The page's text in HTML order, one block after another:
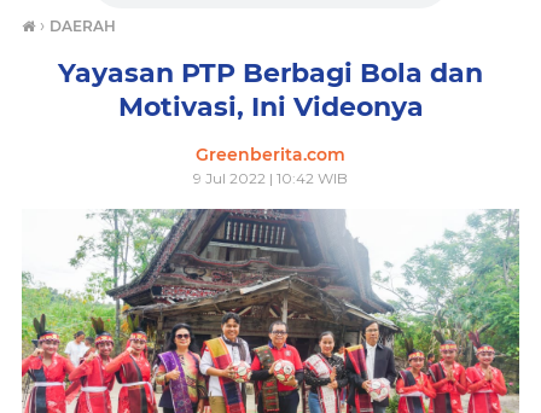
› DAERAH
Yayasan PTP Berbagi Bola dan
Motivasi, Ini Videonya
Greenberita.com
9 Jul 2022 | 10:42 WIB